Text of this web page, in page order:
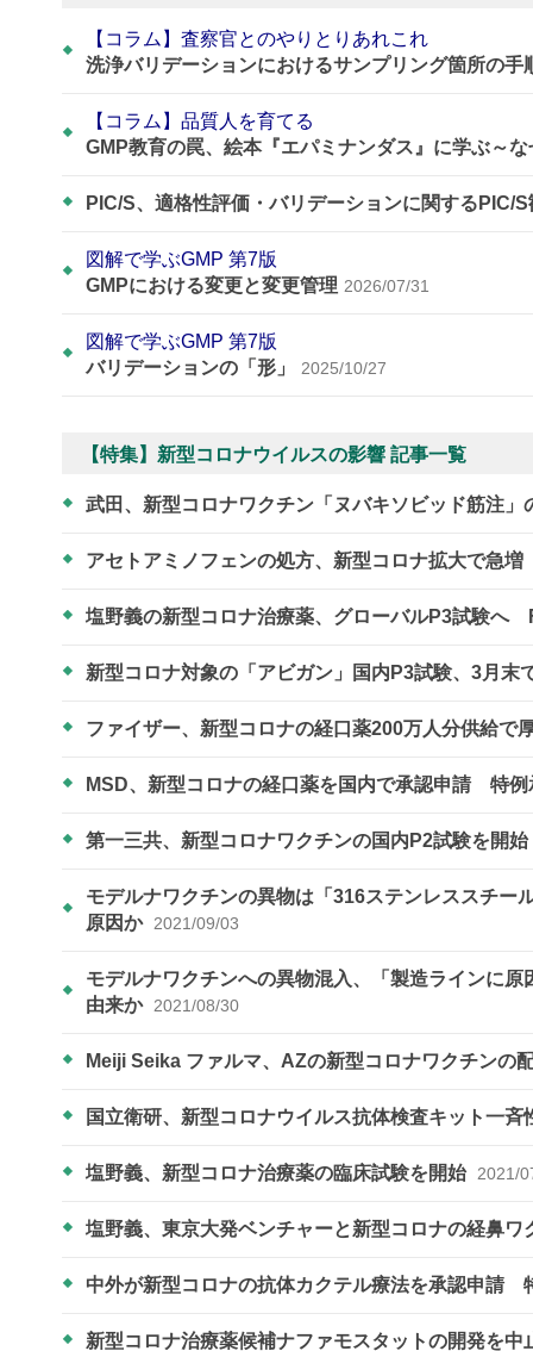
【コラム】査察官とのやりとりあれこれ
洗浄バリデーションにおけるサンプリング箇所の手
【コラム】品質人を育てる
GMP教育の罠、絵本『エパミナンダス』に学ぶ～
PIC/S、適格性評価・バリデーションに関するPIC/
図解で学ぶGMP 第7版
GMPにおける変更と変更管理 2026/07/31
図解で学ぶGMP 第7版
バリデーションの「形」
2025/10/27
【特集】新型コロナウイルスの影響 記事一覧
武田、新型コロナワクチン「ヌバキソビッド筋注
アセトアミノフェンの処方、新型コロナ拡大で急
塩野義の新型コロナ治療薬、グローバルP3試験へ
新型コロナ対象の「アビガン」国内P3試験、3月
ファイザー、新型コロナの経口薬200万人分供給で
MSD、新型コロナの経口薬を国内で承認申請 特
第一三共、新型コロナワクチンの国内P2試験を開始
モデルナワクチンの異物は「316ステンレススチ
原因か 2021/09/03
モデルナワクチンへの異物混入、「製造ラインに
由来か 2021/08/30
Meiji Seika ファルマ、AZの新型コロナワクチンの
国立衛研、新型コロナウイルス抗体検査キット一
塩野義、新型コロナ治療薬の臨床試験を開始 2021/
塩野義、東京大発ベンチャーと新型コロナの経鼻
中外が新型コロナの抗体カクテル療法を承認申請
新型コロナ治療薬候補ナファモスタットの開発を